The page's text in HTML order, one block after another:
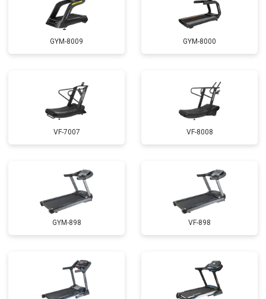
GYM-8009 GYM-8000
VF-7007 VF-8008
GYM-898 VF-898